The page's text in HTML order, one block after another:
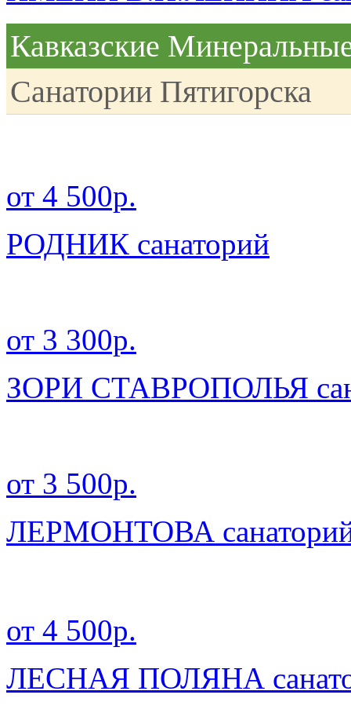
Кавказские
Санатории Пятигорска
от 4 500р.
РОДНИК санаторий
от 3 300р.
ЗОРИ СТАВРОПОЛЬЯ
от 3 500р.
ЛЕРМОНТОВА
от 4 500р.
ЛЕСНАЯ ПОЛЯНА